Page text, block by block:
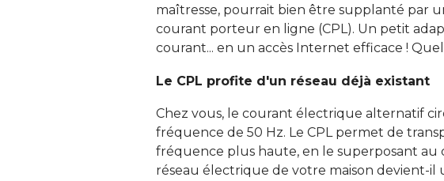
maîtresse, pourrait bien être supplanté par
courant porteur en ligne (CPL). Un petit
courant... en un accès Internet efficace !
Le CPL profite d'un réseau déjà existant
Chez vous, le courant électrique alternatif
fréquence de 50 Hz. Le CPL permet de
fréquence plus haute, en le superposant au
réseau électrique de votre maison devient-il